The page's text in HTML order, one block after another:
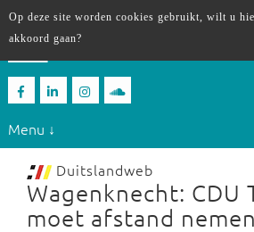
Menu ↓
Duitslandweb
Wagenknecht: CDU
moet afstand
Op deze site worden cookies gebruikt, wilt u
akkoord gaan?